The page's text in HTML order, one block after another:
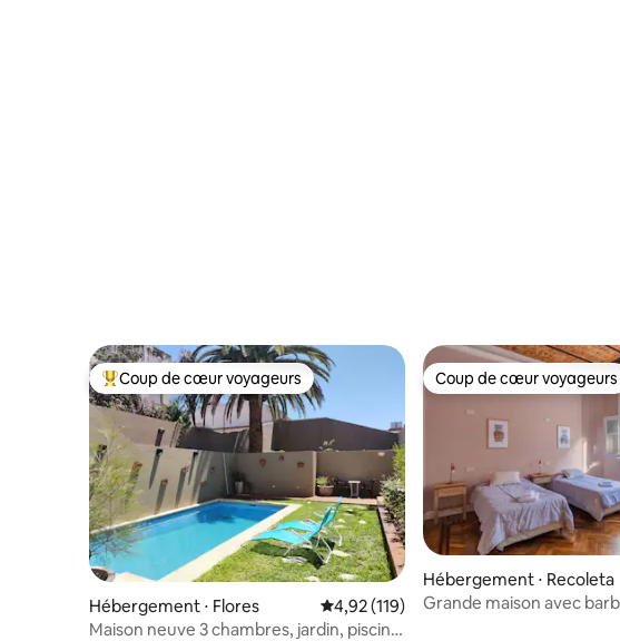
Coups de cœur voyageurs les plus appréciés
Coup de cœur voyageurs
Hébergement ⋅ Flores Évaluation moyenne sur la base de
4,92 (119)
Maison neuve 3 chambres, jardin, piscine
Coup de cœur voyageurs
Coup de cœur voyageurs
Hébergement ⋅ Recoleta
Grande maison avec